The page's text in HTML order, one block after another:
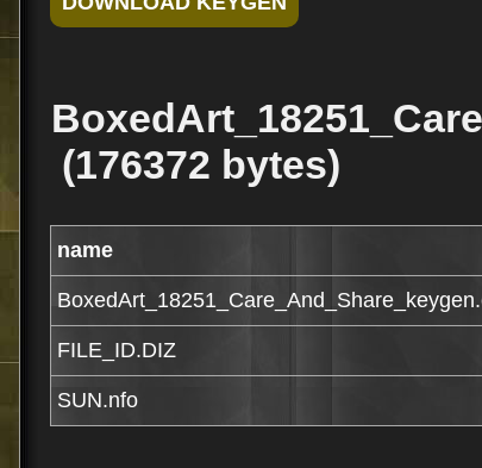
(176372 bytes)
name
FILE_ID.DIZ
SUN.nfo